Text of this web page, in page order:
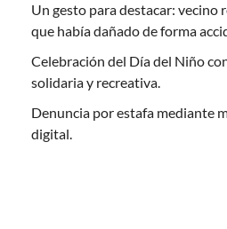
Un gesto para destacar: vecino
que había dañado de forma
Celebración del Día del Niño
solidaria y recreativa.
Denuncia por estafa mediante
digital.